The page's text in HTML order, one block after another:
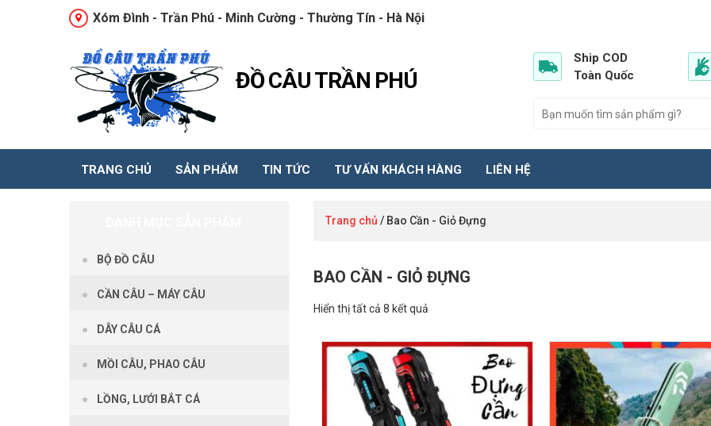
Xóm Đình - Trần Phú - Minh Cường - Thường Tín - Hà Nội
ĐỒ CÂU TRẦN PHÚ
Ship COD
Toàn Quốc
TRANG CHỦ SẢN PHẨM TIN TỨC TƯ VẤN KHÁCH HÀNG LIÊN HỆ
Trang chủ / Bao Cần - Giỏ Đựng
BAO CẦN - GIỎ ĐỰNG
Hiển thị tất cả 8 kết quả
GIẢM GIÁ!
BỘ ĐỒ CÂU
CẦN CÂU – MÁY CÂU
DÂY CÂU CÁ
MỒI CÂU, PHAO CÂU
LỒNG, LƯỚI BẮT CÁ